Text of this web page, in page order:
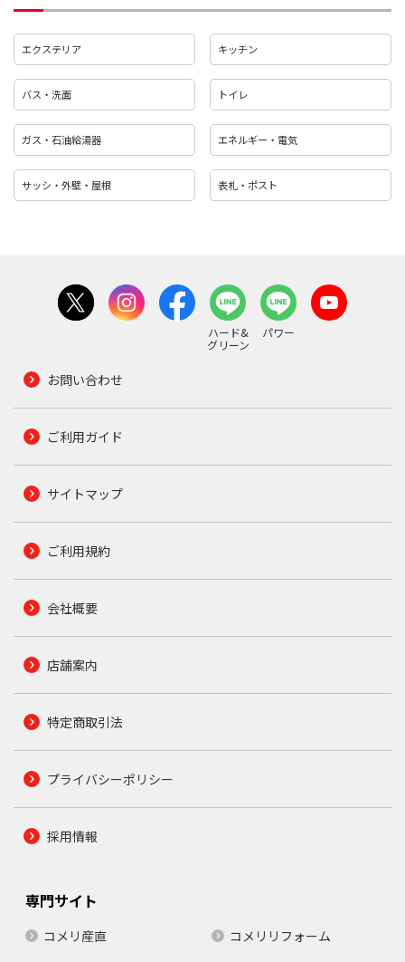
エクステリア キッチン
バス・洗面 トイレ
ガス・石油給湯器 エネルギー・電気
サッシ・外壁・屋根 表札・ポスト
ハード&
グリーン
パワー
お問い合わせ
ご利用ガイド
サイトマップ
ご利用規約
会社概要
店舗案内
特定商取引法
プライバシーポリシー
採用情報
専門サイト
コメリ産直
コメリリフォーム